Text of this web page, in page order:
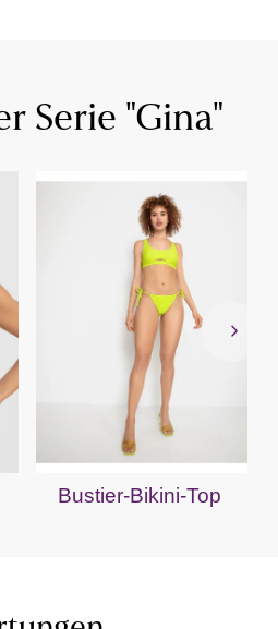
Serie "Gina"
Bustier-Bikini-Top